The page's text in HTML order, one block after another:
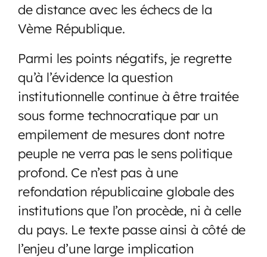
de distance avec les échecs de la
Vème République.
Parmi les points négatifs, je regrette
qu’à l’évidence la question
institutionnelle continue à être traitée
sous forme technocratique par un
empilement de mesures dont notre
peuple ne verra pas le sens politique
profond. Ce n’est pas à une
refondation républicaine globale des
institutions que l’on procède, ni à celle
du pays. Le texte passe ainsi à côté de
l’enjeu d’une large implication